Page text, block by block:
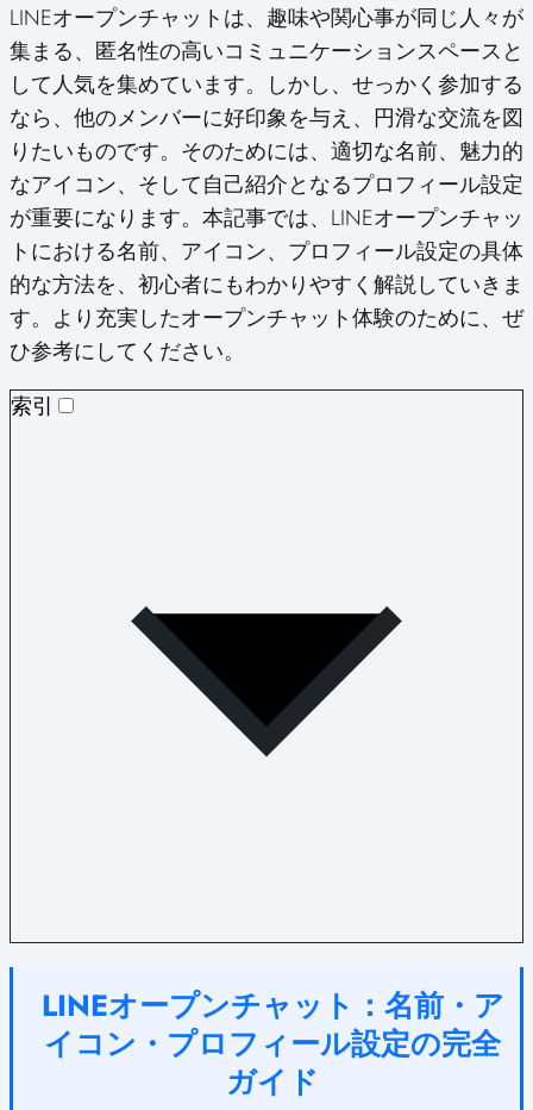
X
(Twitter)
FacebookPinterestLinkedInEmail
LINEオープンチャットは、趣味や関心事が同じ人々が
集まる、匿名性の高いコミュニケーションスペースと
して人気を集めています。しかし、せっかく参加する
なら、他のメンバーに好印象を与え、円滑な交流を図
りたいものです。そのためには、適切な名前、魅力的
なアイコン、そして自己紹介となるプロフィール設定
が重要になります。本記事では、LINEオープンチャッ
トにおける名前、アイコン、プロフィール設定の具体
的な方法を、初心者にもわかりやすく解説していきま
す。より充実したオープンチャット体験のために、ぜ
ひ参考にしてください。
索引
LINEオープンチャット：名前・ア
イコン・プロフィール設定の完全
ガイド